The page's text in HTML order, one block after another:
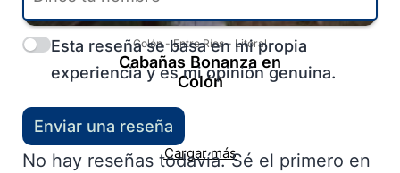
Colón-Entre Ríos- Litoral
Cabañas Bonanza en
Colón
Cargar más
Esta reseña se basa en mi propia
experiencia y es mi opinión genuina.
Enviar una reseña
No hay reseñas todavía. Sé el primero en